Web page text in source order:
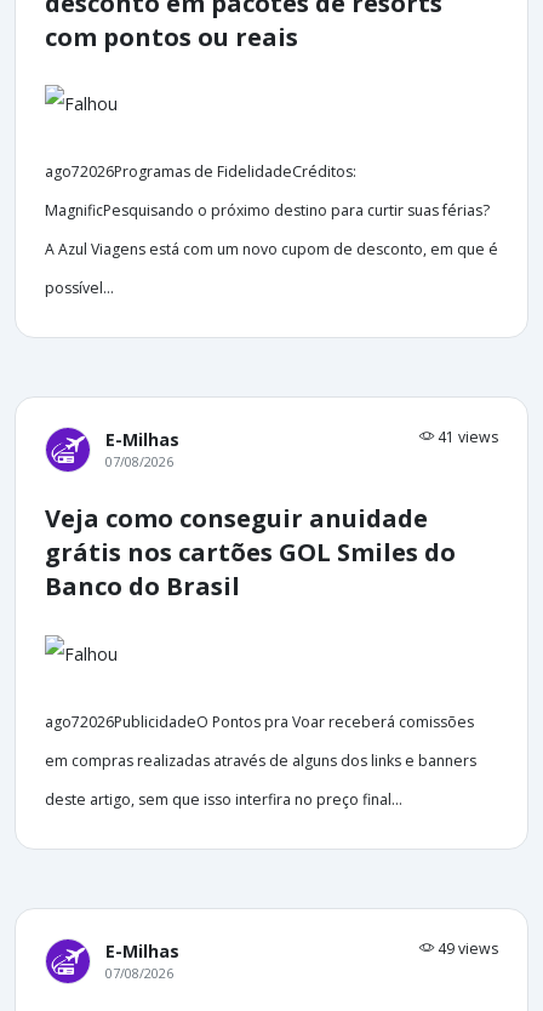
com pontos ou reais
ago72026Programas de FidelidadeCréditos:
MagnificPesquisando o próximo destino para curtir suas férias?
A Azul Viagens está com um novo cupom de desconto, em que é
possível...
E-Milhas 41 views
07/08/2026
Veja como conseguir anuidade
grátis nos cartões GOL Smiles do
Banco do Brasil
ago72026PublicidadeO Pontos pra Voar receberá comissões
em compras realizadas através de alguns dos links e banners
deste artigo, sem que isso interfira no preço final...
E-Milhas 49 views
07/08/2026